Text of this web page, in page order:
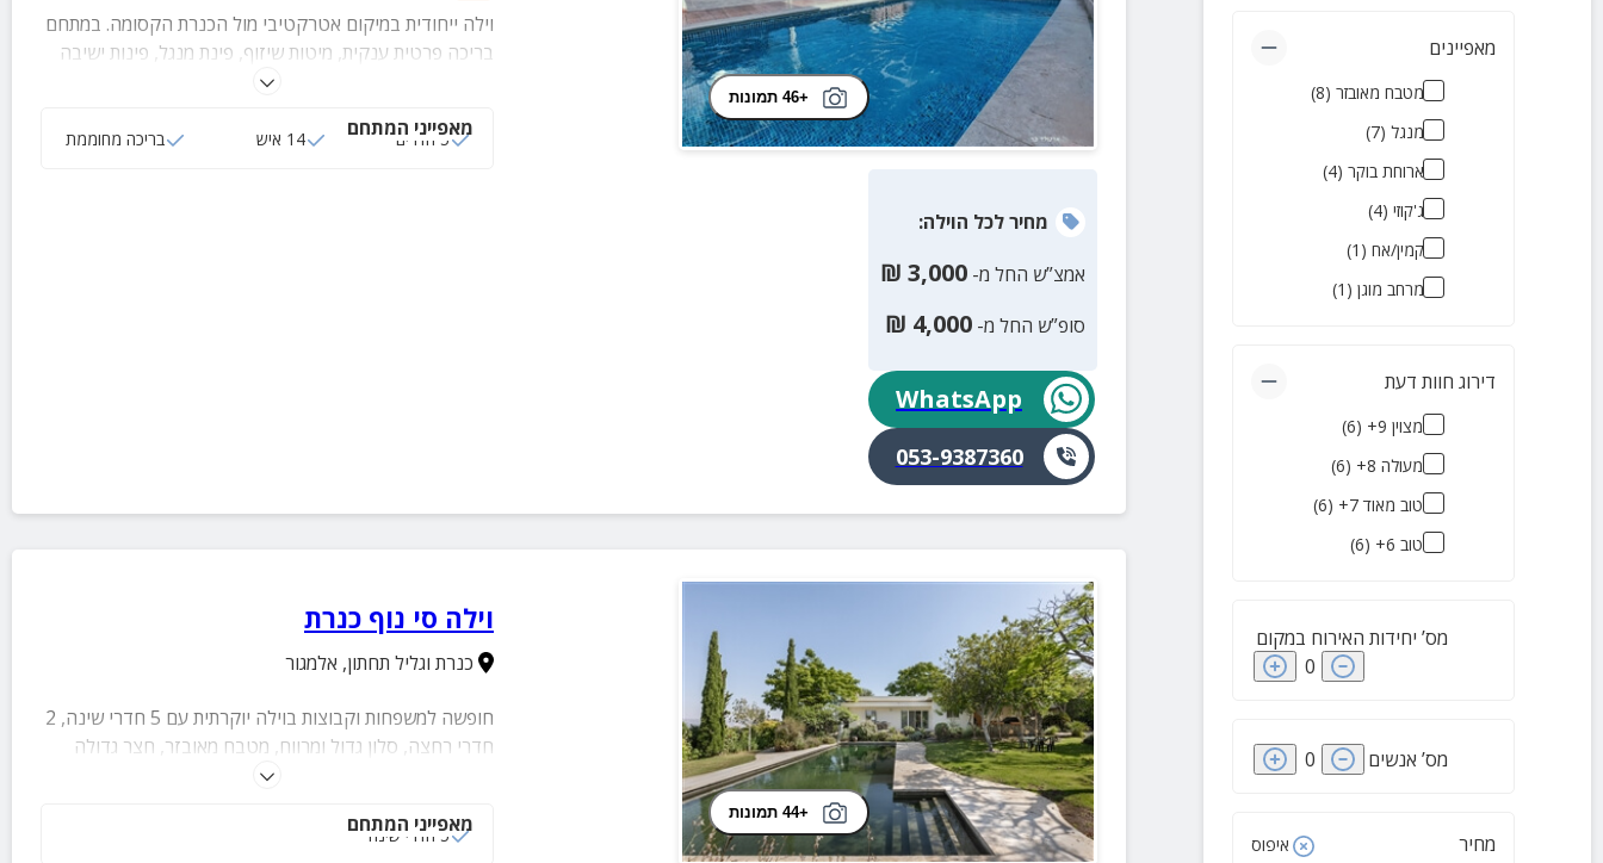
להשכרה לטווח קצר
לירח דבש
מבודדים(
1
)
מומלצים
מאפיינים
מטבח מאובזר (
8
)
מנגל (
7
)
ארוחת בוקר (
4
)
ג'קוזי (
4
)
קמין/אח (
1
)
מרחב מוגן (
1
)
דירוג חוות דעת
מצוין 9+ (
6
)
מעולה 8+
(
6
)
טוב מאוד 7+
(
6
)
טוב 6+
(
6
)
מס’ יחידות האירוח במקום
0
מס’ אנשים 0
מחיר איפוס
+46 תמונות
וילה ייחודית במיקום אטרקטיבי מול הכנרת הקסומה. במתחם
בריכה פרטית ענקית, מיטות שיזוף, פינת מנגל, פינות ישיבה
מפנקת המתאימה ל-14 סועדים.
מאפייני המתחם
5 חדרים 14 איש בריכה מחוממת
מחירלכל הוילה:
אמצ”ש החל מ- 3,000
₪
סופ”ש החל מ- 4,000
₪
WhatsApp
053-9387360
+44 תמונות
וילה סי נוף כנרת
כנרת וגליל תחתון, אלמגור
חופשה למשפחות וקבוצות בוילה יוקרתית עם 5 חדרי שינה, 2
חדרי רחצה, סלון גדול ומרווח, מטבח מאובזר, חצר גדולה
ומושקעת עם בריכה גדולה ומפנקת ומטבח חיצוני עם עמדת
מאפייני המתחם
5 חדרי שינה